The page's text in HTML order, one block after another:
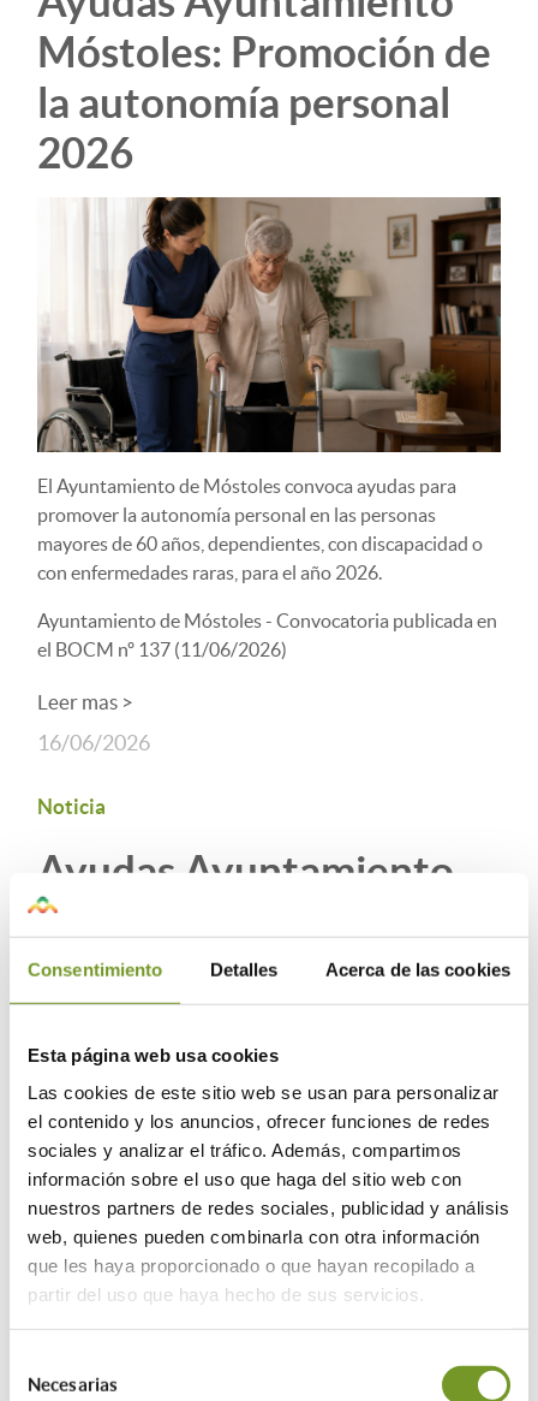
Consentimiento Detalles Acerca de las cookies
Esta página web usa cookies
Las cookies de este sitio web se usan para personalizar
el contenido y los anuncios, ofrecer funciones de redes
sociales y analizar el tráfico. Además, compartimos
información sobre el uso que haga del sitio web con
nuestros partners de redes sociales, publicidad y análisis
web, quienes pueden combinarla con otra información
que les haya proporcionado o que hayan recopilado a
partir del uso que haya hecho de sus servicios.
Necesarias
Móstoles: Promoción de
la autonomía personal
2026
El Ayuntamiento de Móstoles convoca ayudas para
promover la autonomía personal en las personas
mayores de 60 años, dependientes, con discapacidad o
con enfermedades raras, para el año 2026.
Ayuntamiento de Móstoles - Convocatoria publicada en
el BOCM nº 137 (11/06/2026)
Leer mas >
16/06/2026
Noticia
Ayudas Ayuntamiento
de Madrid: Plan
Transforma tu Barrio
2026
Ayuntamiento de Madrid - Convocatoria publicada en el